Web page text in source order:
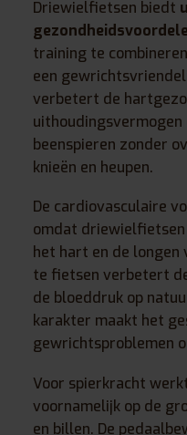
Driewielfietsen biedt
training te
een
verbetert de
beenspieren zonder
knieën en heupen.
De cardiovasculaire
omdat
het hart en de
te fietsen verbetert
de bloeddruk op
karakter maakt het
gewrichtsproblemen
Voor spierkracht
voornamelijk op de
en billen. De